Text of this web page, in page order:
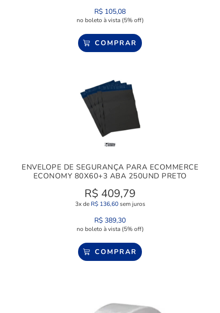
R$ 105,08
no boleto à vista (5% off)
COMPRAR
ENVELOPE DE SEGURANÇA PARA ECOMMERCE
ECONOMY 80X60+3 ABA 250UND PRETO
R$ 409,79
3x de R$136,60sem juros
R$ 389,30
no boleto à vista (5% off)
COMPRAR